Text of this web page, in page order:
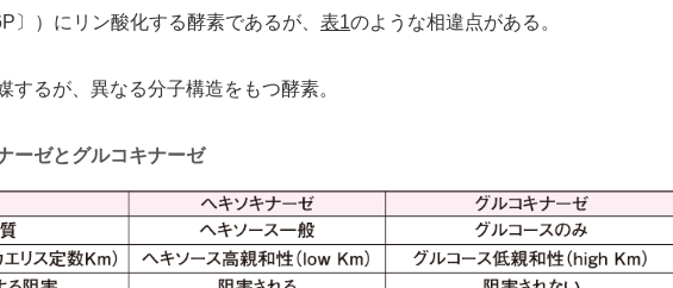
〕）にリン酸化する酵素であるが、 表1のような相違点がある。
するが、異なる分子構造をもつ酵素。
ーゼとグルコキナーゼ